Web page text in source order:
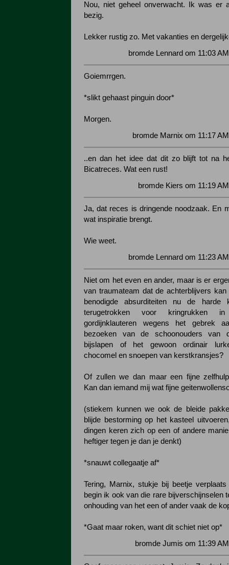
Nou, niet geheel onverwacht. Ik was er
bezig.
Lekker rustig zo. Met vakanties en
bromde Lennard om 11:03
Goiemrrgen.
*slikt gehaast pinguin door*
Morgen.
bromde Marnix om 11:17
..en dan het idee dat dit zo blijft tot na
Bicatreces. Wat een rust!
bromde Kiers om 11:19
Ja, dat reces is dringende noodzaak. En
wat inspiratie brengt.
Wie weet.
bromde Lennard om 11:23
Niet om het even en ander, maar is er
van traumateam dat de achterblijvers
benodigde absurditeiten nu de harde
terugetrokken voor kringrukken
gordijnklauteren wegens het gebrek
bezoeken van de schoonouders van
bijslapen of het gewoon ordinair
chocomel en snoepen van kerstkransjes?
Of zullen we dan maar een fijne
Kan dan iemand mij wat fijne
(stiekem kunnen we ook de bleide
blijde bestorming op het kasteel
dingen keren zich op een of andere
heftiger tegen je dan je denkt)
*snauwt collegaatje af*
Tering, Marnix, stukje bij beetje
begin ik ook van die rare bijverschijnselen
onhouding van het een of ander vaak de
*Gaat maar roken, want dit schiet niet op*
bromde Jumis om 11:39